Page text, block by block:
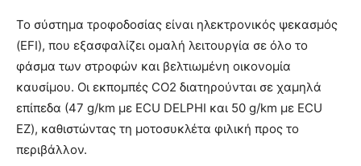
Το σύστημα τροφοδοσίας είναι ηλεκτρονικός ψεκασμός
(EFI), που εξασφαλίζει ομαλή λειτουργία σε όλο το
φάσμα των στροφών και βελτιωμένη οικονομία
καυσίμου. Οι εκπομπές CO2 διατηρούνται σε χαμηλά
επίπεδα (47 g/km με ECU DELPHI και 50 g/km με ECU
EZ), καθιστώντας τη μοτοσυκλέτα φιλική προς το
περιβάλλον.